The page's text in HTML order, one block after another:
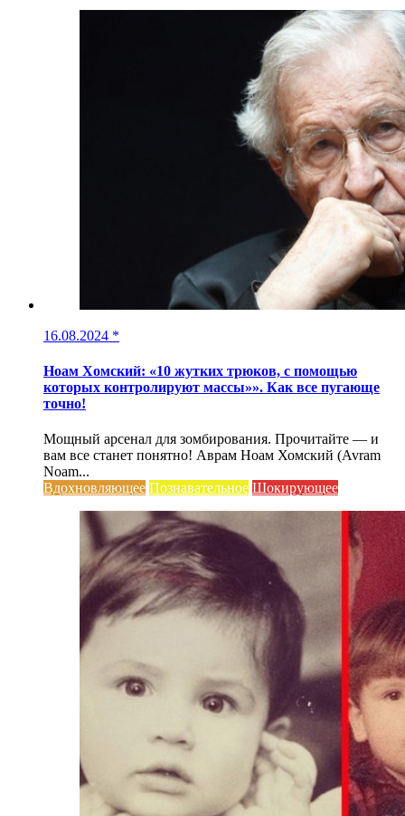
16.08.2024 *
Ноам Хомский: «10 жутких трюков, с помощью
которых контролируют массы»». Как все пугающе
точно!
Мощный арсенал для зомбирования. Прочитайте — и
вам все станет понятно! Аврам Ноам Хомский (Avram
Noam...
Вдохновляющее Познавательное Шокирующее